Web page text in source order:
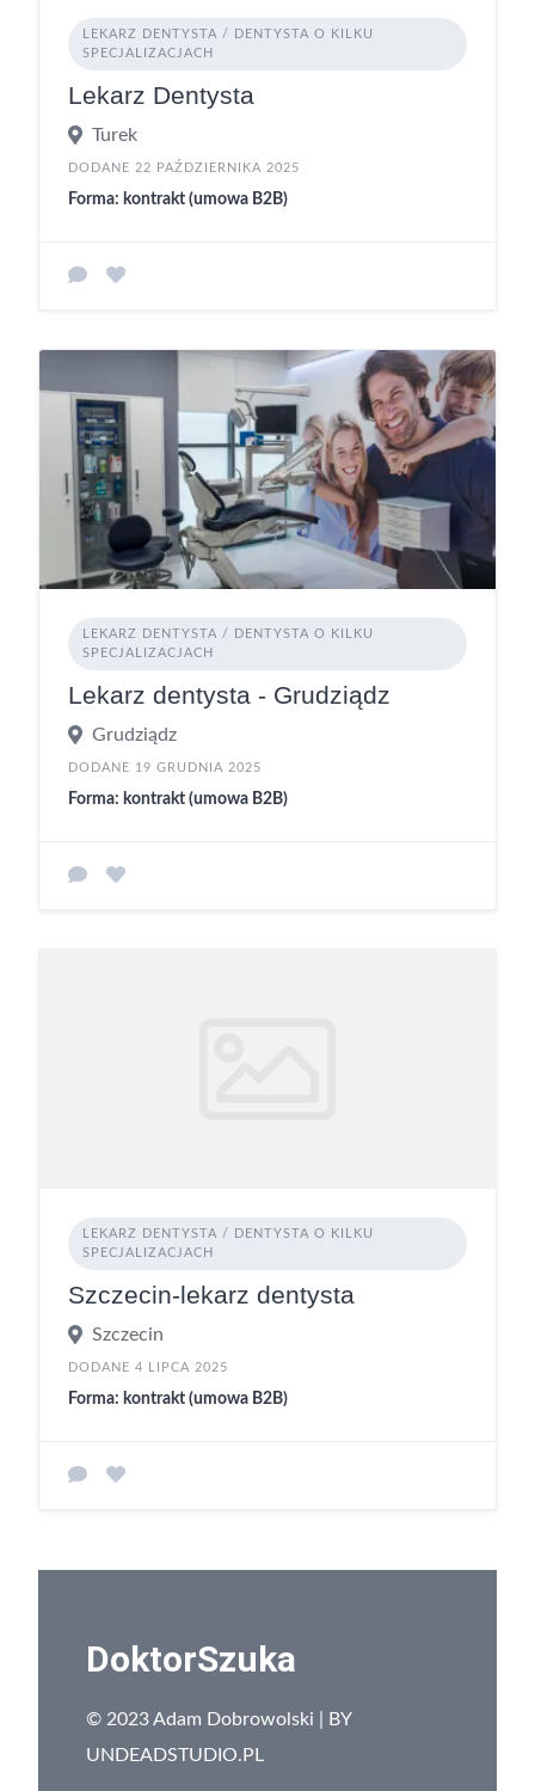
LEKARZ DENTYSTA / DENTYSTA O KILKU
SPECJALIZACJACH
Lekarz Dentysta
Turek
DODANE 22 PAŹDZIERNIKA 2025
Forma: kontrakt (umowa B2B)
LEKARZ DENTYSTA / DENTYSTA O KILKU
SPECJALIZACJACH
Lekarz dentysta - Grudziądz
Grudziądz
DODANE 19 GRUDNIA 2025
Forma: kontrakt (umowa B2B)
LEKARZ DENTYSTA / DENTYSTA O KILKU
SPECJALIZACJACH
Szczecin-lekarz dentysta
Szczecin
DODANE 4 LIPCA 2025
Forma: kontrakt (umowa B2B)
DoktorSzuka
© 2023 Adam Dobrowolski | BY
UNDEADSTUDIO.PL